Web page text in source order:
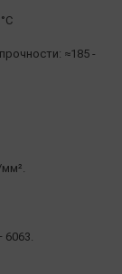
≈185 -
6063.